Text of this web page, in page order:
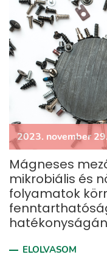
2023. november 29.
Mágneses
mikrobiális és
folyamatok
ELOLVASOM